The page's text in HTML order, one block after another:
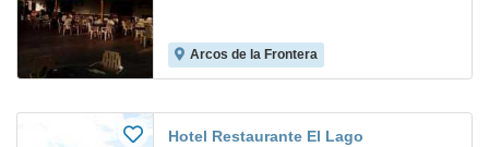
Arcos de la Frontera
Hotel Restaurante El Lago